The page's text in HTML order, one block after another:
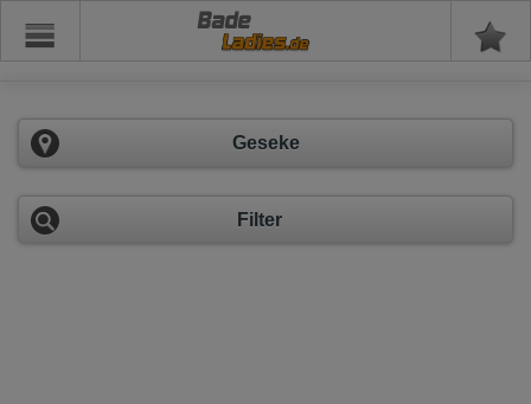
Bade
Geseke
Filter